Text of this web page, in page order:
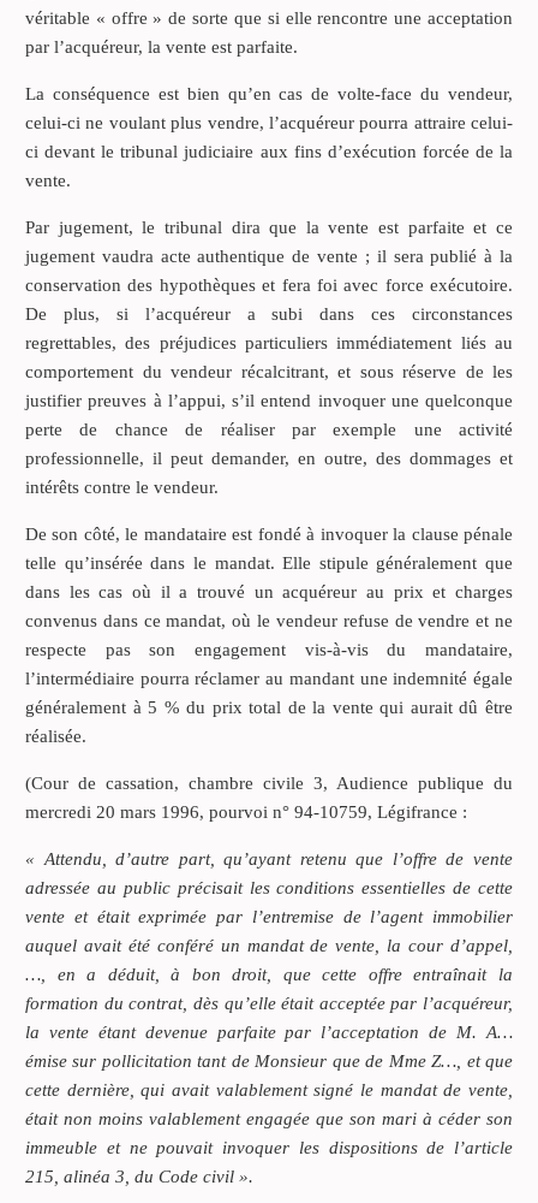
véritable « offre » de sorte que si elle rencontre une acceptation
par l’acquéreur, la vente est parfaite.
La conséquence est bien qu’en cas de volte-face du vendeur,
celui-ci ne voulant plus vendre, l’acquéreur pourra attraire celui-
ci devant le tribunal judiciaire aux fins d’exécution forcée de la
vente.
Par jugement, le tribunal dira que la vente est parfaite et ce
jugement vaudra acte authentique de vente ; il sera publié à la
conservation des hypothèques et fera foi avec force exécutoire.
De plus, si l’acquéreur a subi dans ces circonstances
regrettables, des préjudices particuliers immédiatement liés au
comportement du vendeur récalcitrant, et sous réserve de les
justifier preuves à l’appui, s’il entend invoquer une quelconque
perte de chance de réaliser par exemple une activité
professionnelle, il peut demander, en outre, des dommages et
intérêts contre le vendeur.
De son côté, le mandataire est fondé à invoquer la clause pénale
telle qu’insérée dans le mandat. Elle stipule généralement que
dans les cas où il a trouvé un acquéreur au prix et charges
convenus dans ce mandat, où le vendeur refuse de vendre et ne
respecte pas son engagement vis-à-vis du mandataire,
l’intermédiaire pourra réclamer au mandant une indemnité égale
généralement à 5 % du prix total de la vente qui aurait dû être
réalisée.
(Cour de cassation, chambre civile 3, Audience publique du
mercredi 20 mars 1996, pourvoi n° 94-10759, Légifrance :
« Attendu, d’autre part, qu’ayant retenu que l’offre de vente
adressée au public précisait les conditions essentielles de cette
vente et était exprimée par l’entremise de l’agent immobilier
auquel avait été conféré un mandat de vente, la cour d’appel,
…, en a déduit, à bon droit, que cette offre entraînait la
formation du contrat, dès qu’elle était acceptée par l’acquéreur,
la vente étant devenue parfaite par l’acceptation de M. A…
émise sur pollicitation tant de Monsieur que de Mme Z…, et que
cette dernière, qui avait valablement signé le mandat de vente,
était non moins valablement engagée que son mari à céder son
immeuble et ne pouvait invoquer les dispositions de l’article
215, alinéa 3, du Code civil ».